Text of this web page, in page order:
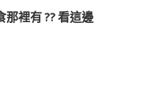
那裡有 ?? 看這邊